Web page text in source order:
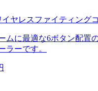
ヤレスファイティング
ムに最適な6ボタン配置
ラーです。